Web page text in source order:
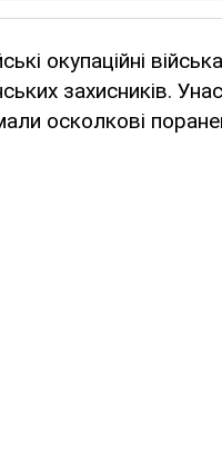
окупаційні
захисників.
осколкові